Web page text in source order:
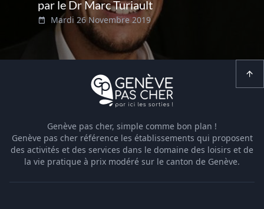
par le Dr Marc Turiault
Mardi 26 Novembre 2019
Genève pas cher, simple comme bon plan !
Genève pas cher référence les établissements qui proposent
des activités et des services dans le domaine des loisirs et de
la vie pratique à prix modéré sur le canton de Genève.